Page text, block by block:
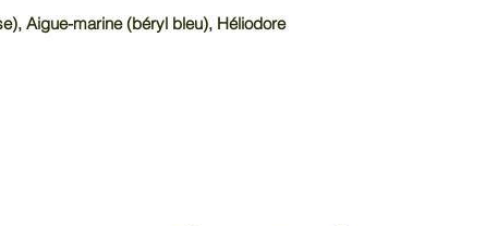
Aigue-marine (béryl bleu), Héliodore